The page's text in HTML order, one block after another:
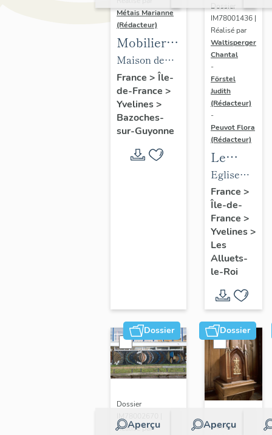
Métais Marianne
(Rédacteur)
Mobilier
de la
maison
Louis
Carré
Maison de
villégiature
dite maison
Louis Carré
France > Île-
de-France >
Yvelines>
Bazoches-
sur-Guyonne
Dossier
IM78001436 |
Réalisé par
Waltisperger
Chantal
-
Förstel
Judith
(Rédacteur)
-
Peuvot Flora
(Rédacteur)
Le
mobilier
de
l'église
Saint-
Nicolas
Eglise
paroissiale
Saint-
Nicolas
France >
Île-de-
France >
Yvelines>
Les
Alluets-
le-Roi
Dossier
Aperçu
Dossier
IM78002670 |
Réalisé par
Dossier
Aperçu
Dossier